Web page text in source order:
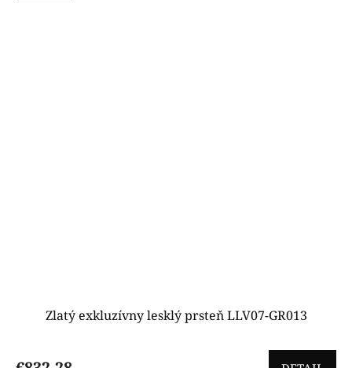
Zlatý exkluzívny lesklý prsteň LLV07-GR013